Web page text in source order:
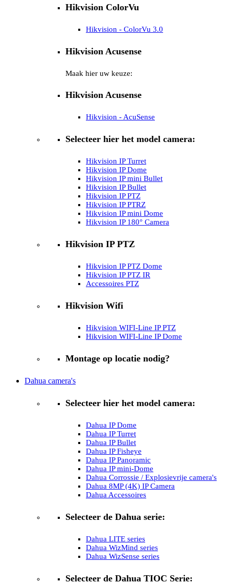
Hikvision ColorVu
Hikvision - ColorVu 3.0
Hikvision Acusense
Maak hier uw keuze:
Hikvision Acusense
Hikvision - AcuSense
Selecteer hier het model camera:
Hikvision IP Turret
Hikvision IP Dome
Hikvision IP mini Bullet
Hikvision IP Bullet
Hikvision IP PTZ
Hikvision IP PTRZ
Hikvision IP mini Dome
Hikvision IP 180° Camera
Hikvision IP PTZ
Hikvision IP PTZ Dome
Hikvision IP PTZ IR
Accessoires PTZ
Hikvision Wifi
Hikvision WIFI-Line IP PTZ
Hikvision WIFI-Line IP Dome
Montage op locatie nodig?
Dahua camera's
Selecteer hier het model camera:
Dahua IP Dome
Dahua IP Turret
Dahua IP Bullet
Dahua IP Fisheye
Dahua IP Panoramic
Dahua IP mini-Dome
Dahua Corrossie / Explosievrije camera's
Dahua 8MP (4K) IP Camera
Dahua Accessoires
Selecteer de Dahua serie:
Dahua LITE series
Dahua WizMind series
Dahua WizSense series
Selecteer de Dahua TIOC Serie: